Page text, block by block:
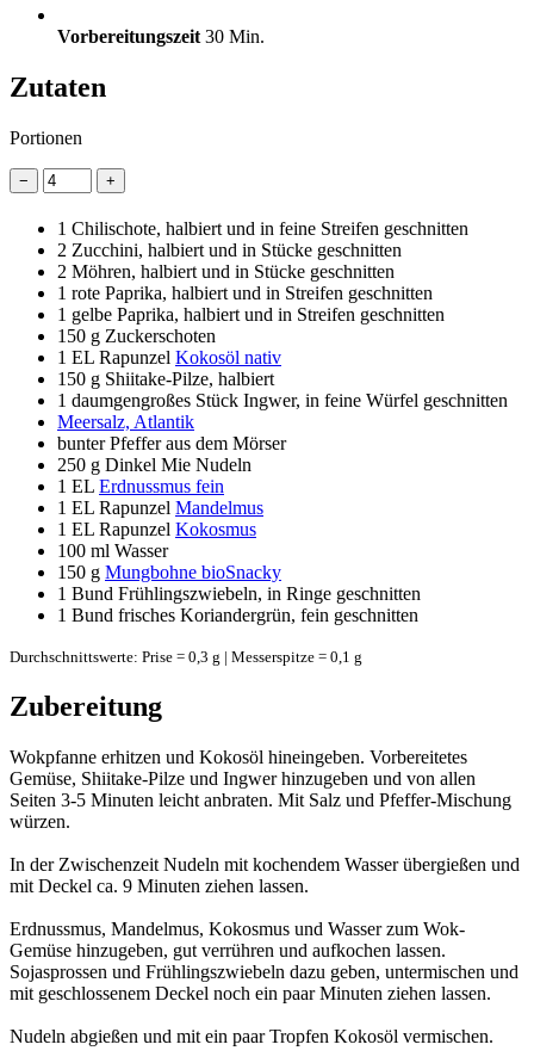
Vorbereitungszeit 30 Min.
Zutaten
Portionen
− +
1 Chilischote, halbiert und in feine Streifen geschnitten
2 Zucchini, halbiert und in Stücke geschnitten
2 Möhren, halbiert und in Stücke geschnitten
1 rote Paprika, halbiert und in Streifen geschnitten
1 gelbe Paprika, halbiert und in Streifen geschnitten
150 g Zuckerschoten
1 EL Rapunzel Kokosöl nativ
150 g Shiitake-Pilze, halbiert
1 daumgengroßes Stück Ingwer, in feine Würfel geschnitten
Meersalz, Atlantik
bunter Pfeffer aus dem Mörser
250 g Dinkel Mie Nudeln
1 EL Erdnussmus fein
1 EL Rapunzel Mandelmus
1 EL Rapunzel Kokosmus
100 ml Wasser
150 g Mungbohne bioSnacky
1 Bund Frühlingszwiebeln, in Ringe geschnitten
1 Bund frisches Koriandergrün, fein geschnitten
Durchschnittswerte: Prise = 0,3 g | Messerspitze = 0,1 g
Zubereitung
Wokpfanne erhitzen und Kokosöl hineingeben. Vorbereitetes
Gemüse, Shiitake-Pilze und Ingwer hinzugeben und von allen
Seiten 3-5 Minuten leicht anbraten. Mit Salz und Pfeffer-Mischung
würzen.
In der Zwischenzeit Nudeln mit kochendem Wasser übergießen und
mit Deckel ca. 9 Minuten ziehen lassen.
Erdnussmus, Mandelmus, Kokosmus und Wasser zum Wok-
Gemüse hinzugeben, gut verrühren und aufkochen lassen.
Sojasprossen und Frühlingszwiebeln dazu geben, untermischen und
mit geschlossenem Deckel noch ein paar Minuten ziehen lassen.
Nudeln abgießen und mit ein paar Tropfen Kokosöl vermischen.